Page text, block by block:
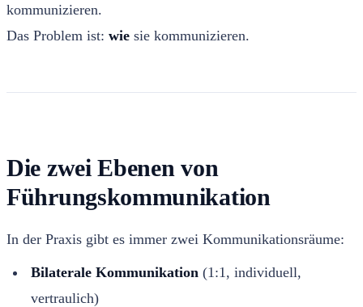
kommunizieren.
Das Problem ist: wie sie kommunizieren.
Die zwei Ebenen von
Führungskommunikation
In der Praxis gibt es immer zwei Kommunikationsräume:
Bilaterale Kommunikation (1:1, individuell,
vertraulich)